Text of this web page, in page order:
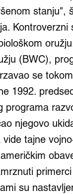
stanju",
(BWC),
se
1992.
programa
njegovo
tajne
su